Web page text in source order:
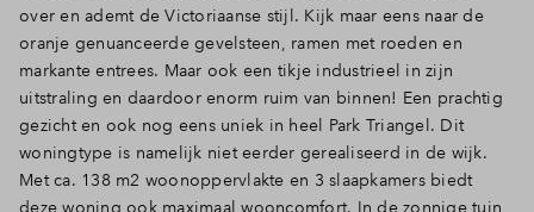
over en ademt de Victoriaanse stijl. Kijk maar eens naar de
oranje genuanceerde gevelsteen, ramen met roeden en
markante entrees. Maar ook een tikje industrieel in zijn
uitstraling en daardoor enorm ruim van binnen! Een prachtig
gezicht en ook nog eens uniek in heel Park Triangel. Dit
woningtype is namelijk niet eerder gerealiseerd in de wijk.
Met ca. 138 m2 woonoppervlakte en 3 slaapkamers biedt
deze woning ook maximaal wooncomfort. In de zonnige tuin